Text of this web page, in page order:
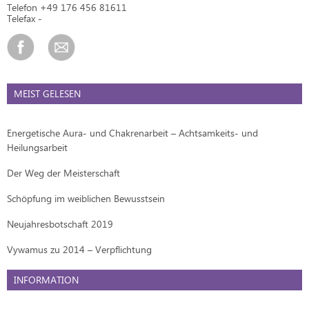
Telefon +49 176 456 81611
Telefax -
MEIST GELESEN
Energetische Aura- und Chakrenarbeit – Achtsamkeits- und
Heilungsarbeit
Der Weg der Meisterschaft
Schöpfung im weiblichen Bewusstsein
Neujahresbotschaft 2019
Vywamus zu 2014 – Verpflichtung
INFORMATION